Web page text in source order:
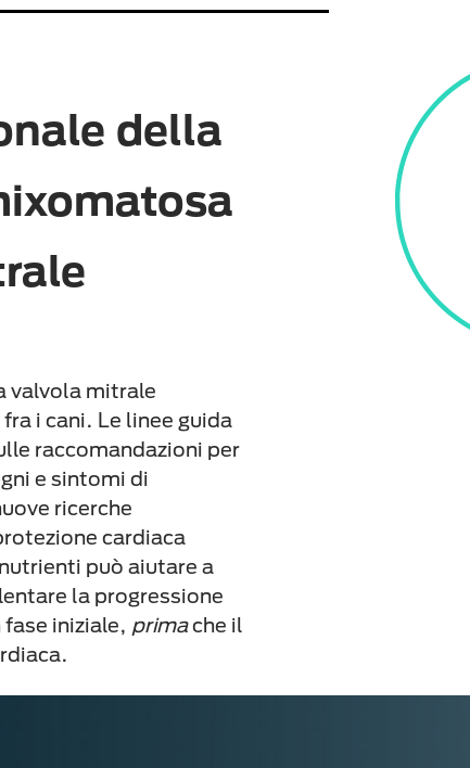
della
valvola mitrale
i cani. Le linee guida
raccomandazioni per
e sintomi di
ricerche
cardiaca
può aiutare a
la progressione
iniziale, primache il